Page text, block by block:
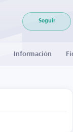
Seguir
Información